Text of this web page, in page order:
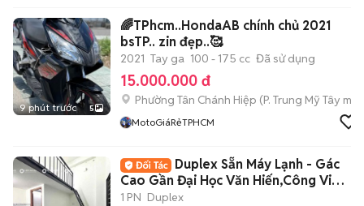
9 phút trước 5
🌈TPhcm..HondaAB chính chủ 2021
bsTP.. zin đẹp..🥰
2021 Tay ga 100 - 175 cc Đã sử dụng
15.000.000 đ
Phường Tân Chánh Hiệp (P. Trung Mỹ Tây mới)
MotoGiáRẻTPHCM
Duplex Sẵn Máy Lạnh - Gác
Cao Gần Đại Học Văn Hiến,Công Viên
Đầm Sen
1 PN Duplex